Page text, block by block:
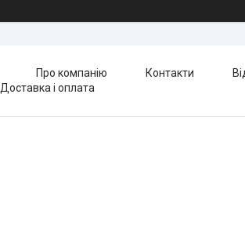
Про компанію Контакти
Доставка і оплата